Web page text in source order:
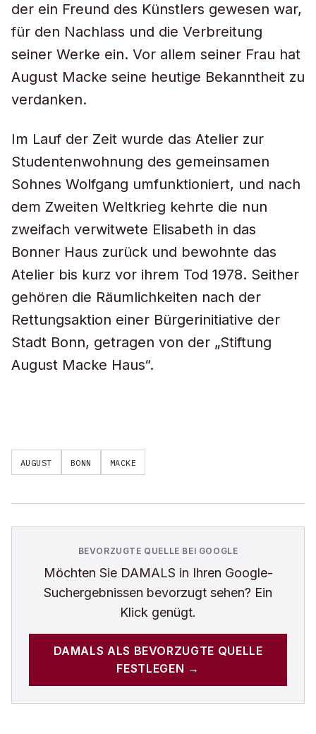
der ein Freund des Künstlers gewesen war,
für den Nachlass und die Verbreitung
seiner Werke ein. Vor allem seiner Frau hat
August Macke seine heutige Bekanntheit zu
verdanken.
Im Lauf der Zeit wurde das Atelier zur
Studentenwohnung des gemeinsamen
Sohnes Wolfgang umfunktioniert, und nach
dem Zweiten Weltkrieg kehrte die nun
zweifach verwitwete Elisabeth in das
Bonner Haus zurück und bewohnte das
Atelier bis kurz vor ihrem Tod 1978. Seither
gehören die Räumlichkeiten nach der
Rettungsaktion einer Bürgerinitiative der
Stadt Bonn, getragen von der „Stiftung
August Macke Haus“.
AUGUST BONN MACKE
BEVORZUGTE QUELLE BEI GOOGLE
Möchten Sie DAMALS in Ihren Google-
Suchergebnissen bevorzugt sehen? Ein
Klick genügt.
DAMALS ALS BEVORZUGTE QUELLE
FESTLEGEN →